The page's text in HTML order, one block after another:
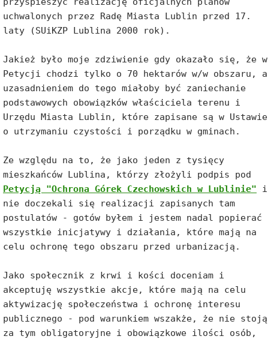
uchwalonych przez Radę Miasta Lublin przed 17.
laty (SUiKZP Lublina 2000 rok).
Jakież było moje zdziwienie gdy okazało się, że w
Petycji chodzi tylko o 70 hektarów w/w obszaru, a
uzasadnieniem do tego miałoby być zaniechanie
podstawowych obowiązków właściciela terenu i
Urzędu Miasta Lublin, które zapisane są w Ustawie
o utrzymaniu czystości i porządku w gminach.
Ze względu na to, że jako jeden z tysięcy
Petycją "Ochrona Górek Czechowskich w Lublinie" i
nie doczekali się realizacji zapisanych tam
postulatów - gotów byłem i jestem nadal popierać
wszystkie inicjatywy i działania, które mają na
celu ochronę tego obszaru przed urbanizacją.
Jako społecznik z krwi i kości doceniam i
akceptuję wszystkie akcje, które mają na celu
aktywizację społeczeństwa i ochronę interesu
publicznego - pod warunkiem wszakże, że nie stoją
za tym obligatoryjne i obowiązkowe ilości osób,